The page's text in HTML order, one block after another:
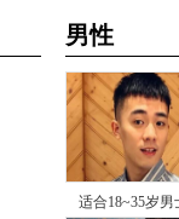
男性
适合18~35岁男